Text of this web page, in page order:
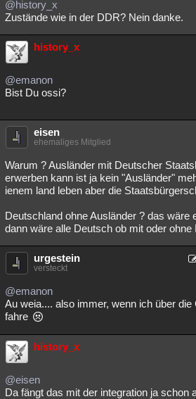
@history_x
Zustände wie in der DDR? Nein danke.
history_x
@emanon
Bist Du ossi?
eisen
ehemaliges Mitglied
Warum ? Ausländer mit Deutscher
erwerben kann ist ja kein "Ausländer"
ienem land leben aber die
Deutschland ohne Ausländer ? das wäre
dann wäre alle Deutsch ob mit oder ohne
urgestein
versteckt
@emanon
Au weia.... also immer, wenn ich über
fahre
history_x
@eisen
Da fängt das mit der integration ja schon